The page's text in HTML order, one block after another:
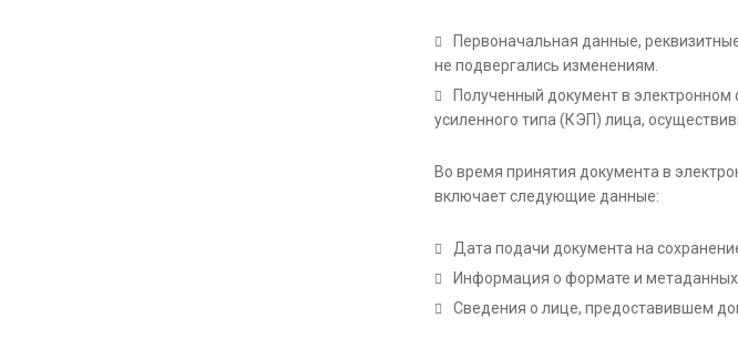
Первоначальная данные,
не подвергались изменениям.
Полученный документ в
усиленного типа (КЭП) лица,
Во время принятия документа в
включает следующие данные:
Дата подачи документа на
Информация о формате и
Сведения о лице, предоставившем